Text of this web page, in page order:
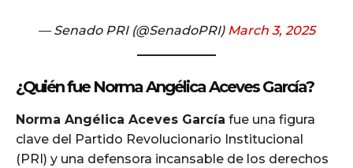
— Senado PRI (@SenadoPRI) March 3, 2025
¿Quién fue Norma Angélica Aceves García?
Norma Angélica Aceves García fue una figura
clave del Partido Revolucionario Institucional
(PRI) y una defensora incansable de los derechos